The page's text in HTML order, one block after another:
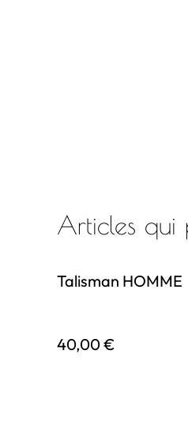
Articles qui
Talisman HOMME
40,00 €